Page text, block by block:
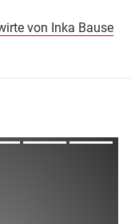
von Inka Bause